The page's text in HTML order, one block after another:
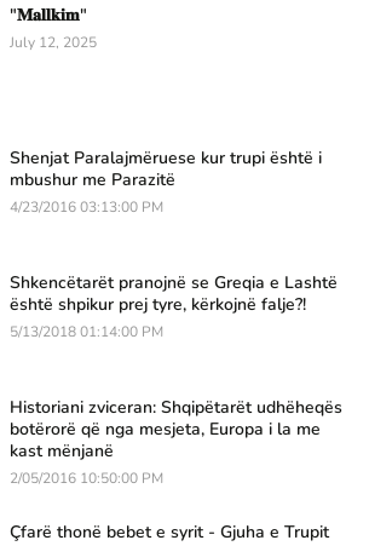
"𝐌𝐚𝐥𝐥𝐤𝐢𝐦"
July 12, 2025
Shenjat Paralajmëruese kur trupi është i
mbushur me Parazitë
4/23/2016 03:13:00 PM
Shkencëtarët pranojnë se Greqia e Lashtë
është shpikur prej tyre, kërkojnë falje?!
5/13/2018 01:14:00 PM
Historiani zviceran: Shqipëtarët udhëheqës
botërorë që nga mesjeta, Europa i la me
kast mënjanë
2/05/2016 10:50:00 PM
Çfarë thonë bebet e syrit - Gjuha e Trupit